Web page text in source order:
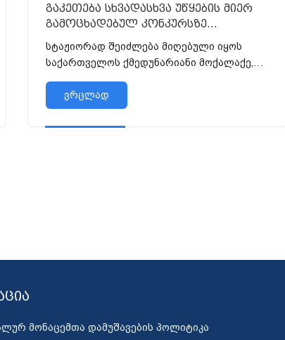
გაკეთება სხვადასხვა უწყების მიერ
გამოცხადებულ კონკურსზე
www.hr.gov.ge -ის ვებგვერდის
მეშვეობით 2-დან 8 აგვისტოს
ჩათვლით შეეძლებათ.
სტაჟიორად შეიძლება მიღებული იყოს
საქართველოს ქმედუნარიანი მოქალაქე,
სწავლობს ბაკალავრიატის
დამამთავრებელ კურსზე; ან სწავლობს
მაგისტრატური...
ვრცლად
მონაცემთა დამუშავების პოლიტიკა